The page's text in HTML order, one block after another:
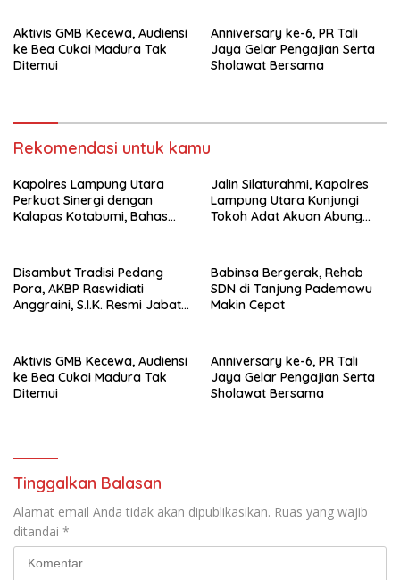
Aktivis GMB Kecewa, Audiensi
ke Bea Cukai Madura Tak
Ditemui
Anniversary ke-6, PR Tali
Jaya Gelar Pengajian Serta
Sholawat Bersama
Rekomendasi untuk kamu
Kapolres Lampung Utara
Perkuat Sinergi dengan
Kalapas Kotabumi, Bahas
Jalin Silaturahmi, Kapolres
Lampung Utara Kunjungi
Tokoh Adat Akuan Abung
Disambut Tradisi Pedang
Pora, AKBP Raswidiati
Anggraini, S.I.K. Resmi Jabat
Babinsa Bergerak, Rehab
SDN di Tanjung Pademawu
Makin Cepat
Aktivis GMB Kecewa, Audiensi
ke Bea Cukai Madura Tak
Ditemui
Anniversary ke-6, PR Tali
Jaya Gelar Pengajian Serta
Sholawat Bersama
Tinggalkan Balasan
Alamat email Anda tidak akan dipublikasikan. Ruas yang wajib
ditandai *